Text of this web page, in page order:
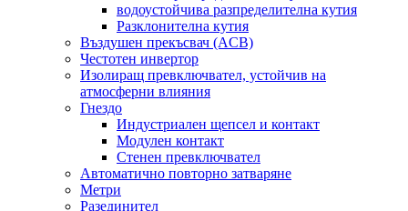
водоустойчива разпределителна кутия
Разклонителна кутия
Въздушен прекъсвач (ACB)
Честотен инвертор
Изолиращ превключвател, устойчив на
атмосферни влияния
Гнездо
Индустриален щепсел и контакт
Модулен контакт
Стенен превключвател
Автоматично повторно затваряне
Метри
Разединител